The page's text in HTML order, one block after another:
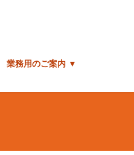
業務用のご案内 ▼